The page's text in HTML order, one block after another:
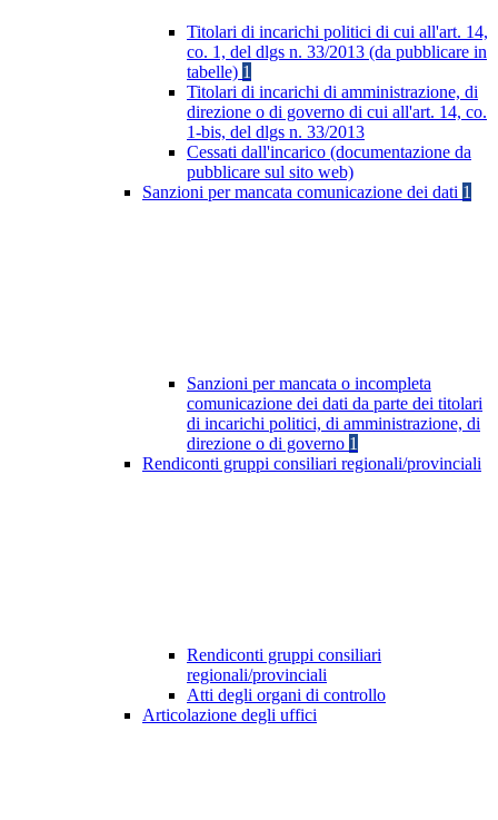
Titolari di incarichi politici di cui all'art. 14,
co. 1, del dlgs n. 33/2013 (da pubblicare in
tabelle) 1
Titolari di incarichi di amministrazione, di
direzione o di governo di cui all'art. 14, co.
1-bis, del dlgs n. 33/2013
Cessati dall'incarico (documentazione da
pubblicare sul sito web)
Sanzioni per mancata comunicazione dei dati 1
Sanzioni per mancata o incompleta
comunicazione dei dati da parte dei titolari
di incarichi politici, di amministrazione, di
direzione o di governo 1
Rendiconti gruppi consiliari regionali/provinciali
Rendiconti gruppi consiliari
regionali/provinciali
Atti degli organi di controllo
Articolazione degli uffici